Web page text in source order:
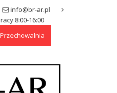
info@br-ar.pl
8:00-16:00
Przechowalnia